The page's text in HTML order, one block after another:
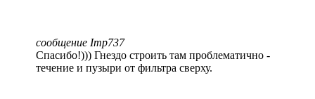
сообщение Imp737
Спасибо!))) Гнездо строить там проблематично -
течение и пузыри от фильтра сверху.